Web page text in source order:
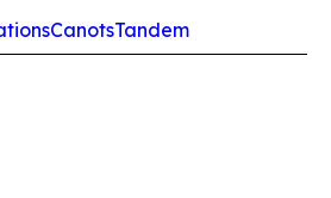
CanotsTandem